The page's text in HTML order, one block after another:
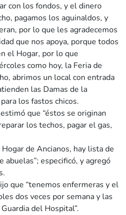
con los fondos, y el dinero
pagamos los aguinaldos, y
por lo que les agradecemos
que nos apoya, porque todos
el Hogar, por lo que
como hoy, la Feria de
abrimos un local con entrada
las Damas de la
los fastos chicos.
que “éstos se originan
los techos, pagar el gas,
de Ancianos, hay lista de
abuelas”; especificó, y agregó
que “tenemos enfermeras y el
dos veces por semana y las
del Hospital”.